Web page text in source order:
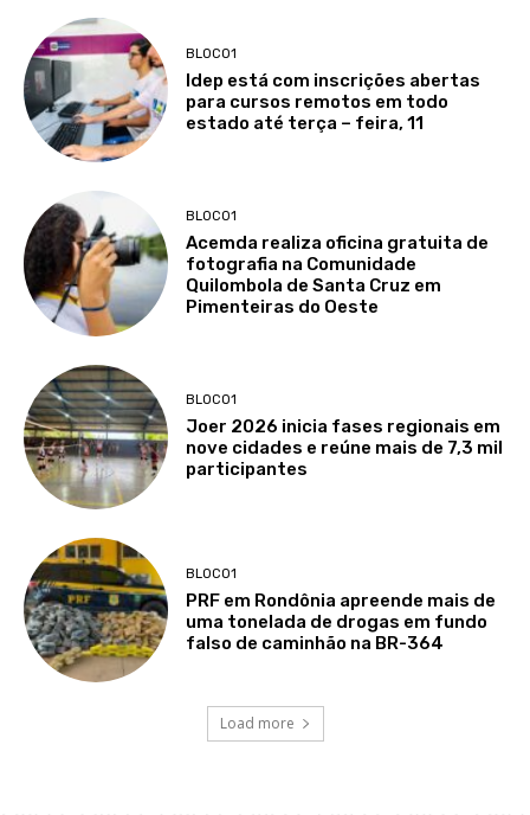
BLOCO1
Idep está com inscrições abertas
para cursos remotos em todo
estado até terça – feira, 11
BLOCO1
Acemda realiza oficina gratuita de
fotografia na Comunidade
Quilombola de Santa Cruz em
Pimenteiras do Oeste
BLOCO1
Joer 2026 inicia fases regionais em
nove cidades e reúne mais de 7,3 mil
participantes
BLOCO1
PRF em Rondônia apreende mais de
uma tonelada de drogas em fundo
falso de caminhão na BR-364
Load more